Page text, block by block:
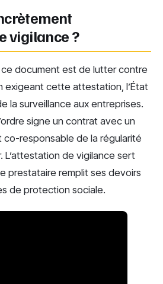
vigilance ?
ce document est de lutter contre
exigeant cette attestation, l’État
la surveillance aux entreprises.
signe un contrat avec un
responsable de la régularité
L’attestation de vigilance sert
prestataire remplit ses devoirs
de protection sociale.